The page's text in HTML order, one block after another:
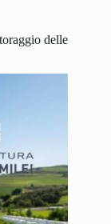
delle